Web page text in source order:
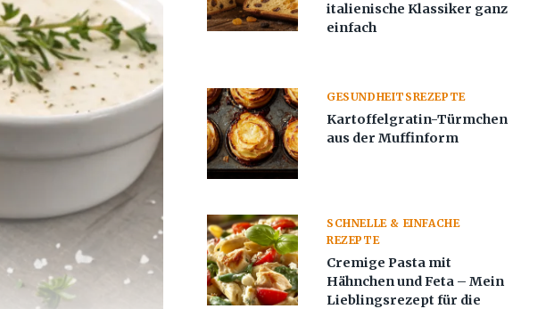
italienische Klassiker ganz
einfach
GESUNDHEITSREZEPTE
Kartoffelgratin-Türmchen
aus der Muffinform
SCHNELLE & EINFACHE
REZEPTE
Cremige Pasta mit
Hähnchen und Feta – Mein
Lieblingsrezept für die